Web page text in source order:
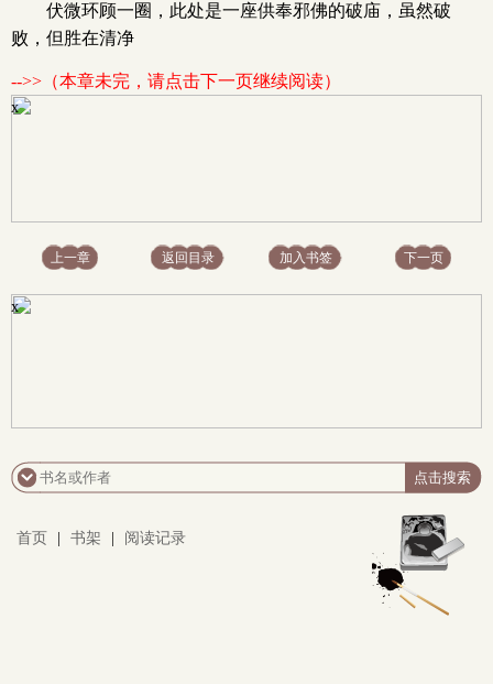
伏微环顾一圈，此处是一座供奉邪佛的破庙，虽然破
败，但胜在清净
-->>（本章未完，请点击下一页继续阅读）
x
上一章 返回目录 加入书签 下一页
x
首页 书架 阅读记录